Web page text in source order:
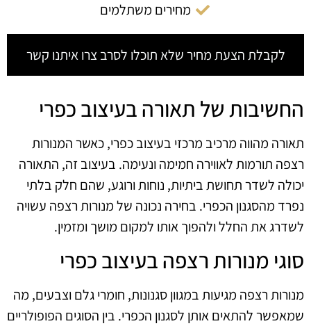
מחירים משתלמים
לקבלת הצעת מחיר שלא תוכלו לסרב צרו איתנו קשר
החשיבות של תאורה בעיצוב כפרי
תאורה מהווה מרכיב מרכזי בעיצוב כפרי, כאשר המנורות
רצפה תורמות לאווירה חמימה ונעימה. בעיצוב זה, התאורה
יכולה לשדר תחושת ביתיות, נוחות ורוגע, שהם חלק בלתי
נפרד מהסגנון הכפרי. בחירה נכונה של מנורות רצפה עשויה
לשדרג את החלל ולהפוך אותו למקום מושך ומזמין.
סוגי מנורות רצפה בעיצוב כפרי
מנורות רצפה מגיעות במגוון סגנונות, חומרי גלם וצבעים, מה
שמאפשר להתאים אותן לסגנון הכפרי. בין הסוגים הפופולריים